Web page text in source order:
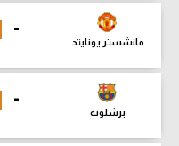
-
مانشستر يونايتد
-
برشلونة